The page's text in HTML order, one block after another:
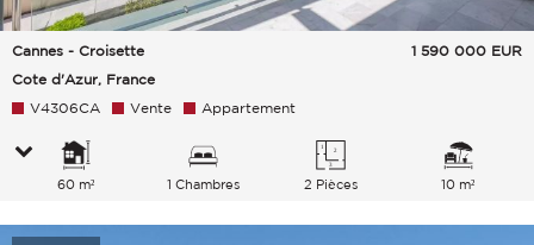
Cannes - Croisette
Cote d'Azur, France
1 590 000 EUR
V4306CA Vente Appartement
60 m² 1 Chambres 2 Pièces 10 m²